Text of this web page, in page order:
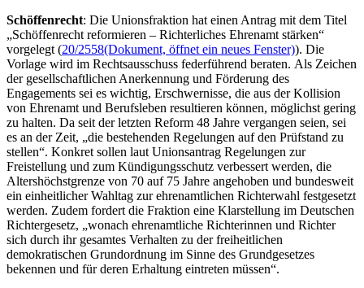
Schöffenrecht: Die Unionsfraktion hat einen Antrag mit dem Titel
„Schöffenrecht reformieren – Richterliches Ehrenamt stärken“
vorgelegt (20/2558(Dokument, öffnet ein neues Fenster)). Die
Vorlage wird im Rechtsausschuss federführend beraten. Als Zeichen
der gesellschaftlichen Anerkennung und Förderung des
Engagements sei es wichtig, Erschwernisse, die aus der Kollision
von Ehrenamt und Berufsleben resultieren können, möglichst gering
zu halten. Da seit der letzten Reform 48 Jahre vergangen seien, sei
es an der Zeit, „die bestehenden Regelungen auf den Prüfstand zu
stellen“. Konkret sollen laut Unionsantrag Regelungen zur
Freistellung und zum Kündigungsschutz verbessert werden, die
Altershöchstgrenze von 70 auf 75 Jahre angehoben und bundesweit
ein einheitlicher Wahltag zur ehrenamtlichen Richterwahl festgesetzt
werden. Zudem fordert die Fraktion eine Klarstellung im Deutschen
Richtergesetz, „wonach ehrenamtliche Richterinnen und Richter
sich durch ihr gesamtes Verhalten zu der freiheitlichen
demokratischen Grundordnung im Sinne des Grundgesetzes
bekennen und für deren Erhaltung eintreten müssen“.